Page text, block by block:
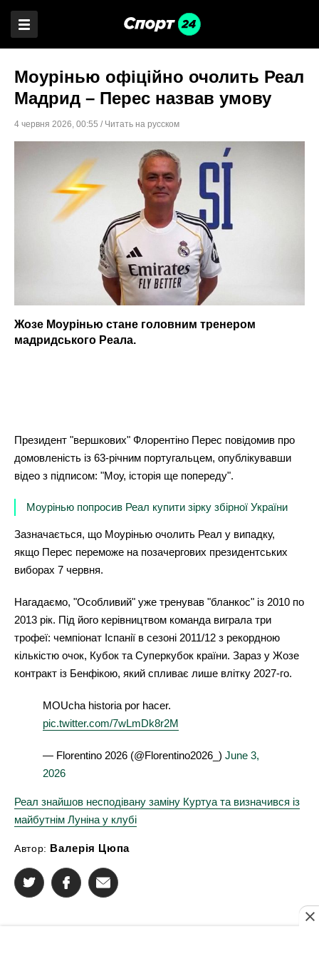
Моурінью офіційно очолить Реал
Мадрид – Перес назвав умову
4 червня 2026, 00:55 / Читать на русском
Жозе Моурінью стане головним тренером
мадридського Реала.
Президент "вершкових" Флорентіно Перес повідомив про
домовленість із 63-річним португальцем, опублікувавши
відео з підписом: "Моу, історія ще попереду".
Моурінью попросив Реал купити зірку збірної України
Зазначається, що Моурінью очолить Реал у випадку,
якщо Перес переможе на позачергових президентських
виборах 7 червня.
Нагадаємо, "Особливий" уже тренував "бланкос" із 2010 по
2013 рік. Під його керівництвом команда виграла три
трофеї: чемпіонат Іспанії в сезоні 2011/12 з рекордною
кількістю очок, Кубок та Суперкубок країни. Зараз у Жозе
контракт із Бенфікою, який спливає лише влітку 2027-го.
MOUcha historia por hacer.
pic.twitter.com/7wLmDk8r2M
— Florentino 2026 (@Florentino2026_) June 3,
2026
Реал знайшов несподівану заміну Куртуа та визначився із
майбутнім Луніна у клубі
Автор: Валерія Цюпа